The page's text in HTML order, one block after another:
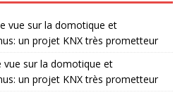
vue sur la domotique et
un projet KNX très prometteur
vue sur la domotique et
un projet KNX très prometteur